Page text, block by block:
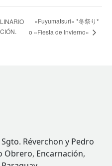
«Fuyumatsuri» *冬祭り*
o «Fiesta de Invierno»
Réverchon y Pedro
Obrero, Encarnación,